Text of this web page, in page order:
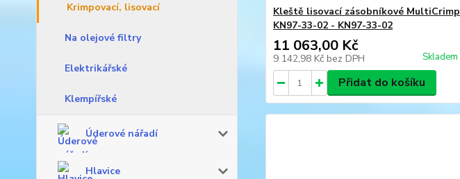
Krimpovací, lisovací
Na olejové filtry
Elektrikářské
Klempířské
Úderové nářadí
Hlavice
Kleště lisovací zásobníkové MultiCrimp
KN97-33-02 - KN97-33-02
11 063,00 Kč
9 142,98 Kč bez DPH Skladem
Přidat do košíku